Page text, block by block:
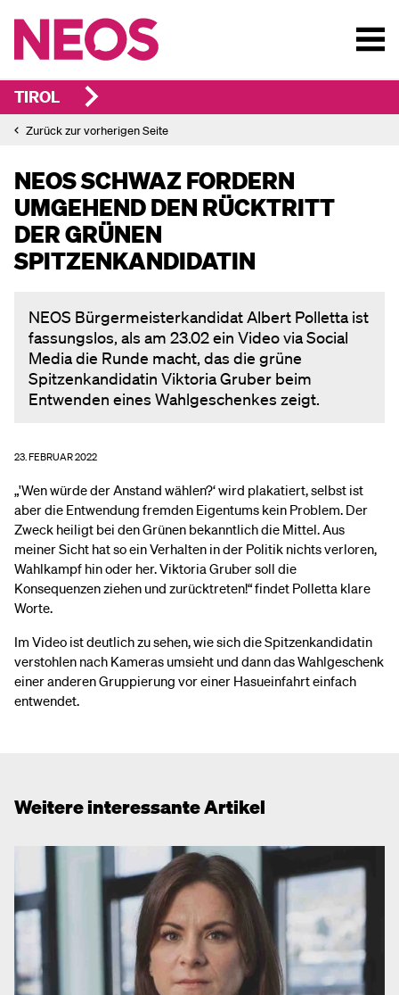
TIROL
Zurück zur vorherigen Seite
NEOS SCHWAZ FORDERN
UMGEHEND DEN RÜCKTRITT
DER GRÜNEN
SPITZENKANDIDATIN
NEOS Bürgermeisterkandidat Albert Polletta ist
fassungslos, als am 23.02 ein Video via Social
Media die Runde macht, das die grüne
Spitzenkandidatin Viktoria Gruber beim
Entwenden eines Wahlgeschenkes zeigt.
23. FEBRUAR 2022
„'Wen würde der Anstand wählen?‘ wird plakatiert, selbst ist
aber die Entwendung fremden Eigentums kein Problem. Der
Zweck heiligt bei den Grünen bekanntlich die Mittel. Aus
meiner Sicht hat so ein Verhalten in der Politik nichts verloren,
Wahlkampf hin oder her. Viktoria Gruber soll die
Konsequenzen ziehen und zurücktreten!“ findet Polletta klare
Worte.
Im Video ist deutlich zu sehen, wie sich die Spitzenkandidatin
verstohlen nach Kameras umsieht und dann das Wahlgeschenk
einer anderen Gruppierung vor einer Hasueinfahrt einfach
entwendet.
Weitere interessante Artikel